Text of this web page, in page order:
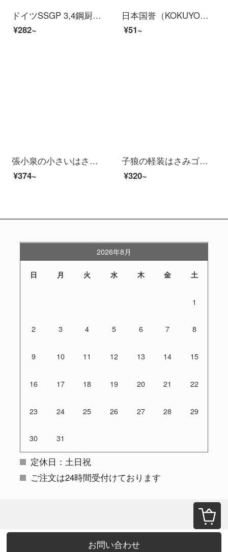
ドイツSSGP 3,4鋼厨房マルチファンクションはさみステンレス鋼の強力な鶏の骨を多く切って、骨切りの調理師が食べ物で骨切りの包丁を使って、家庭でステーキを切って鶏肉の骨を切り、魚の骨を切り、魚のうろこを切り、クルミを挟んで、蓋を開けて、スイカの皮を削ります...
¥282~
日本国誉（KOKUYO）FIT SAXAフライト颯爽ハサミ学生子供の安全型基本モデル総延長150*73*11 mmブルーWSG-HS 270 B
¥51~
張小泉の小さいはさみの裁縫のはさみの12はU型を詰めて線を切って工業の専用のスプリングを切ってミニ紗を切って服装を切ってボタンを切って目の黒色をボタンにします。
¥374~
子狼の軽装はさみゴムの柄家庭用裁縫はさみステンレス家庭用ハサミカッターカッターカッターカッターカッターカッターはさみ9.5インチ
¥320~
お問い合わせ
2026年8月
日 月 火 水 木 金 土
1
2 3 4 5 6 7 8
9 10 11 12 13 14 15
16 17 18 19 20 21 22
23 24 25 26 27 28 29
30 31
定休日：土日祝
ご注文は24時間受付けております